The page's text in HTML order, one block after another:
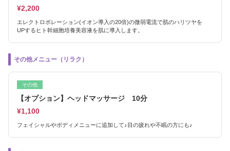
¥2,200
エレクトロポレーション(イオン導入の20倍)の微弱電流で肌のハリツヤを
UPするヒト幹細胞培養美容液を肌に導入します。
その他メニュー（リラク）
その他
【オプション】ヘッドマッサージ 10分
¥1,100
フェイシャルやボディメニューに追加して♪目の疲れや不眠の方にも♪